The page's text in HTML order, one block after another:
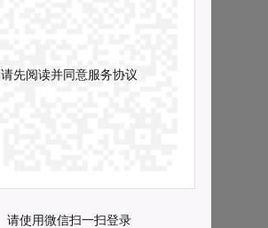
请先阅读并同意服务协议
请使用微信扫一扫登录